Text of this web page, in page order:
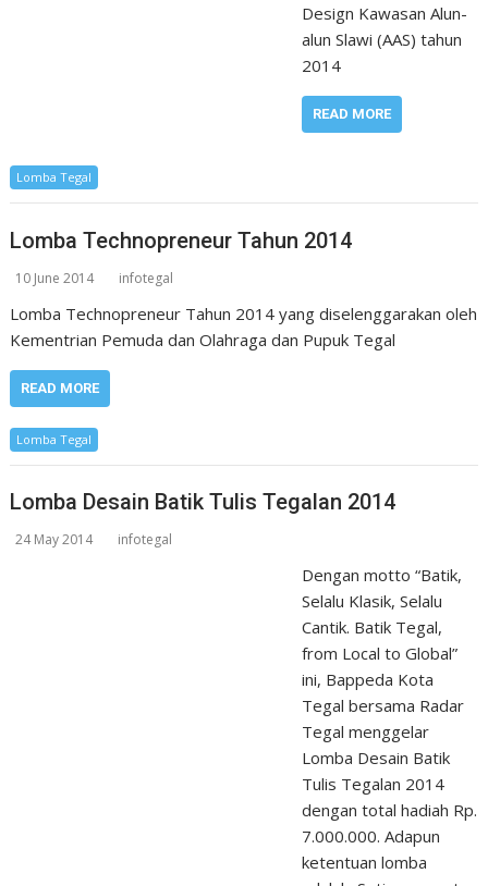
Design Kawasan Alun-
alun Slawi (AAS) tahun
2014
READ MORE
Lomba Tegal
Lomba Technopreneur Tahun 2014
10 June 2014 infotegal
Lomba Technopreneur Tahun 2014 yang diselenggarakan oleh
Kementrian Pemuda dan Olahraga dan Pupuk Tegal
READ MORE
Lomba Tegal
Lomba Desain Batik Tulis Tegalan 2014
24 May 2014 infotegal
Dengan motto “Batik,
Selalu Klasik, Selalu
Cantik. Batik Tegal,
from Local to Global”
ini, Bappeda Kota
Tegal bersama Radar
Tegal menggelar
Lomba Desain Batik
Tulis Tegalan 2014
dengan total hadiah Rp.
7.000.000. Adapun
ketentuan lomba